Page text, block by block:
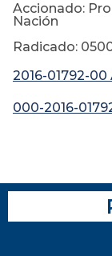
Accionado:
Nación
Radicado:
2016-01792-
000-2016-